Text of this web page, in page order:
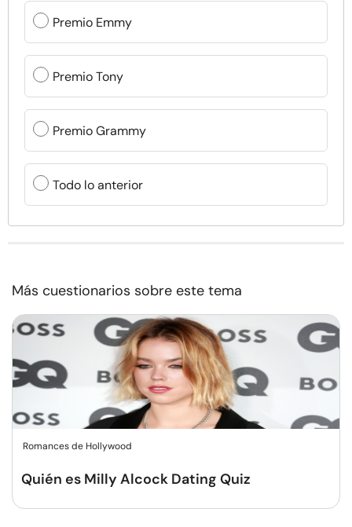
Premio Emmy
Premio Tony
Premio Grammy
Todo lo anterior
Más cuestionarios sobre este tema
Romances de Hollywood
Quién es Milly Alcock Dating Quiz